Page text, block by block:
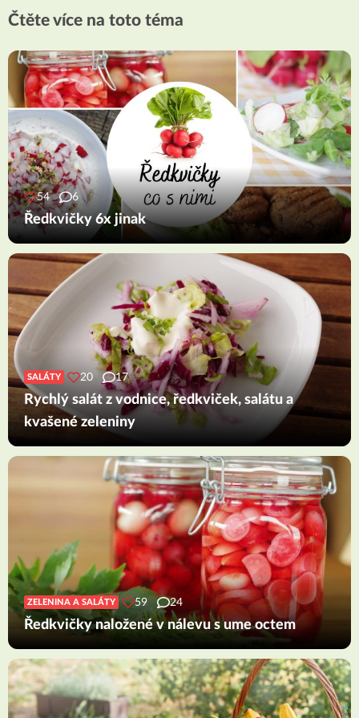
Čtěte více na toto téma
54 6
Ředkvičky 6x jinak
SALÁTY 20 17
Rychlý salát z vodnice, ředkviček, salátu a
kvašené zeleniny
ZELENINA A SALÁTY 59 24
Ředkvičky naložené v nálevu s ume octem